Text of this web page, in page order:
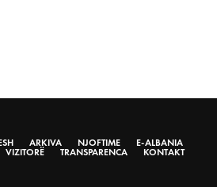
ARKIVA NJOFTIME
E-ALBANIA
VIZITORË TRANSPARENCA KONTAKT